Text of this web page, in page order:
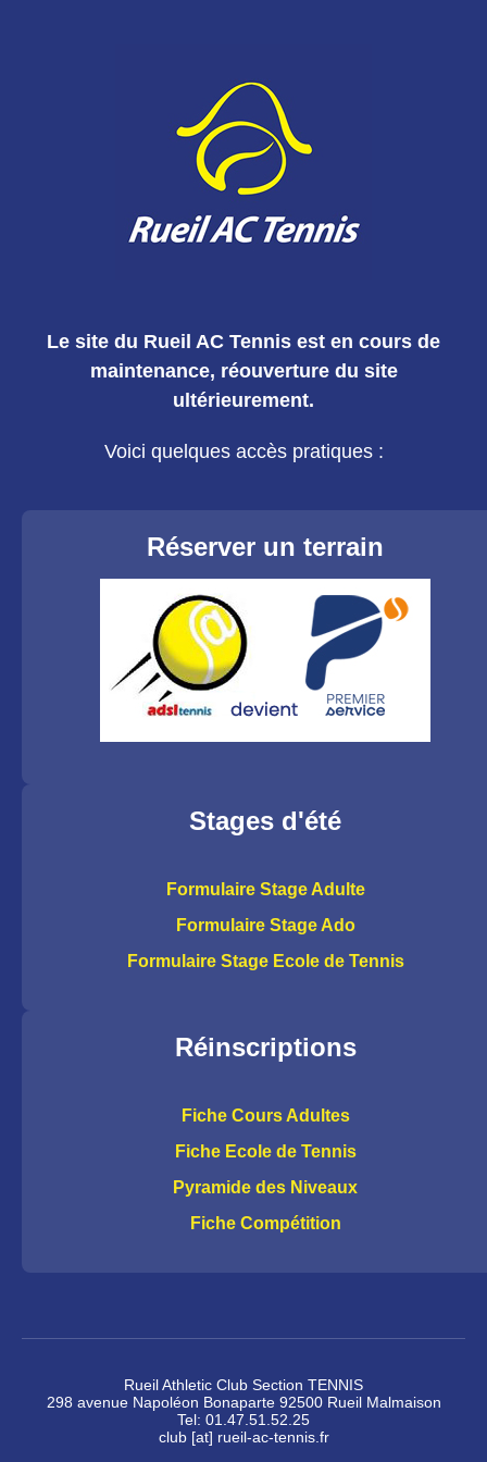
Le site du Rueil AC Tennis est en cours de
maintenance, réouverture du site
ultérieurement.
Voici quelques accès pratiques :
Réserver un terrain
Stages d'été
Formulaire Stage Adulte
Formulaire Stage Ado
Formulaire Stage Ecole de Tennis
Réinscriptions
Fiche Cours Adultes
Fiche Ecole de Tennis
Pyramide des Niveaux
Fiche Compétition
Rueil Athletic Club Section TENNIS
298 avenue Napoléon Bonaparte 92500 Rueil Malmaison
Tel: 01.47.51.52.25
club [at] rueil-ac-tennis.fr